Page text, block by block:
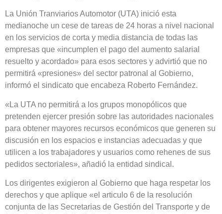
La Unión Tranviarios Automotor (UTA) inició esta
medianoche un cese de tareas de 24 horas a nivel nacional
en los servicios de corta y media distancia de todas las
empresas que «incumplen el pago del aumento salarial
resuelto y acordado» para esos sectores y advirtió que no
permitirá «presiones» del sector patronal al Gobierno,
informó el sindicato que encabeza Roberto Fernández.
«La UTA no permitirá a los grupos monopólicos que
pretenden ejercer presión sobre las autoridades nacionales
para obtener mayores recursos económicos que generen su
discusión en los espacios e instancias adecuadas y que
utilicen a los trabajadores y usuarios como rehenes de sus
pedidos sectoriales», añadió la entidad sindical.
Los dirigentes exigieron al Gobierno que haga respetar los
derechos y que aplique «el articulo 6 de la resolución
conjunta de las Secretarias de Gestión del Transporte y de